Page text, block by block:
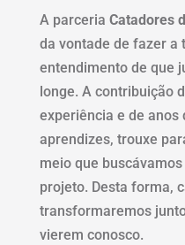
A parceria Catadores
da vontade de fazer a
entendimento de que
longe. A contribuição
experiência e de anos
aprendizes, trouxe
meio que
projeto. Desta forma,
transformaremos
vierem conosco.